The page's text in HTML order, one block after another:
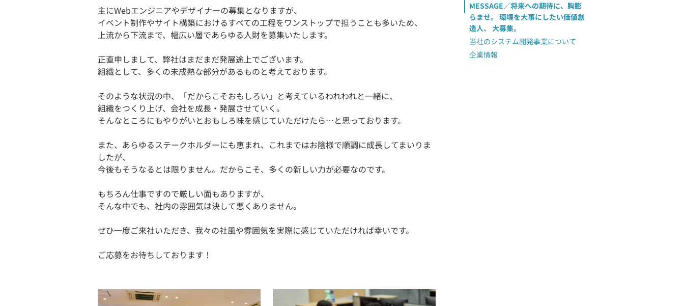
主にWebエンジニアやデザイナーの募集となりますが、
イベント制作やサイト構築におけるすべての工程をワンストップで担うことも多いため、
上流から下流まで、幅広い層であらゆる人財を募集いたします。
正直申しまして、弊社はまだまだ発展途上でございます。
組織として、多くの未成熟な部分があるものと考えております。
そのような状況の中、「だからこそおもしろい」と考えているわれわれと一緒に、
組織をつくり上げ、会社を成長・発展させていく。
そんなところにもやりがいとおもしろ味を感じていただけたら…と思っております。
また、あらゆるステークホルダーにも恵まれ、これまではお陰様で順調に成長してまいりま
したが、
今後もそうなるとは限りません。だからこそ、多くの新しい力が必要なのです。
もちろん仕事ですので厳しい面もありますが、
そんな中でも、社内の雰囲気は決して悪くありません。
ぜひ一度ご来社いただき、我々の社風や雰囲気を実際に感じていただければ幸いです。
ご応募をお待ちしております！
MESSAGE／将来への期待に、胸膨
らませ。 環境を大事にしたい価値創
造人、 大募集。
当社のシステム開発事業について
企業情報